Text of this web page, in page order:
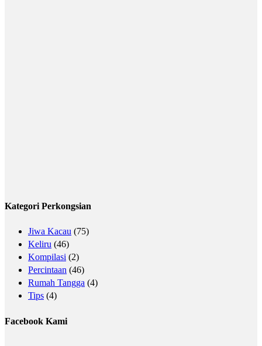
Kategori Perkongsian
Jiwa Kacau (75)
Keliru (46)
Kompilasi (2)
Percintaan (46)
Rumah Tangga (4)
Tips (4)
Facebook Kami